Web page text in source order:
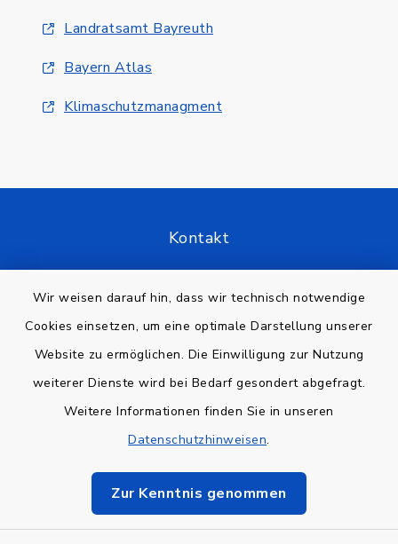
Wir weisen darauf hin, dass wir technisch notwendige
Cookies einsetzen, um eine optimale Darstellung unserer
Website zu ermöglichen. Die Einwilligung zur Nutzung
weiterer Dienste wird bei Bedarf gesondert abgefragt.
Weitere Informationen finden Sie in unseren
Datenschutzhinweisen.
Zur Kenntnis genommen
Landratsamt Bayreuth
Bayern Atlas
Klimaschutzmanagment
Kontakt
Datenschutz
Impressum
Sitemap
Cookie-Einstellungen